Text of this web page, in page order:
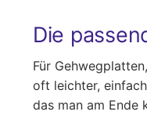
Die
Für
oft leichter,
das man am Ende